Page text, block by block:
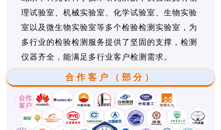
理试验室、机械实验室、化学试验室、生物实验
室以及微生物实验室等多个检验检测实验室，为
多行业的检验检测服务提供了坚固的支撑，检测
仪器齐全，能满足多行业客户检测需求。
合作客户（部分）